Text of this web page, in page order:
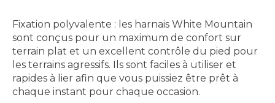
Fixation polyvalente : les harnais White Mountain
sont conçus pour un maximum de confort sur
terrain plat et un excellent contrôle du pied pour
les terrains agressifs. Ils sont faciles à utiliser et
rapides à lier afin que vous puissiez être prêt à
chaque instant pour chaque occasion.